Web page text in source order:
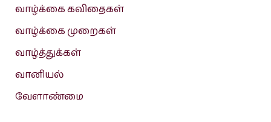
வாழ்க்கை கவிதைகள்
வாழ்க்கை முறைகள்
வாழ்த்துக்கள்
வானியல்
வேளாண்மை